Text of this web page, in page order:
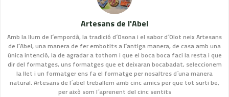
Artesans de l'Abel
Amb la llum de l´empordà, la tradició d´Osona i el sabor d´Olot neix Artesans
de l´Abel, una manera de fer embotits a l´antiga manera, de casa amb una
única intenció, la de agradar a tothom i que el boca boca faci la resta i que
dir del formatges, uns formatges que et deixaran bocabadat, seleccionem
la llet i un formatger ens fa el formatge per nosaltres d´una manera
natural. Artesans de l´abel treballem amb cinc amics per que tot surti be,
per això som l´aprenent del cinc sentits